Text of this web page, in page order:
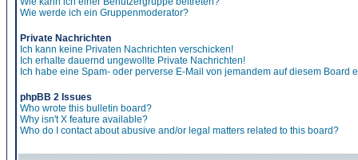
Wie werde ich ein Gruppenmoderator?
Private Nachrichten
Ich kann keine Privaten Nachrichten verschicken!
Ich erhalte dauernd ungewollte Private Nachrichten!
Ich habe eine Spam- oder perverse E-Mail von jemandem auf diesem Board
phpBB 2 Issues
Who wrote this bulletin board?
Why isn't X feature available?
Who do I contact about abusive and/or legal matters related to this board?